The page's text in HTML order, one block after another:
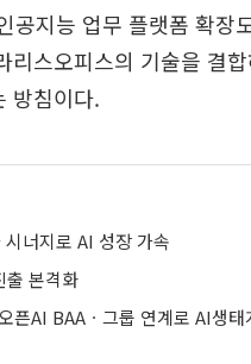
공지능 업무 플랫폼 확장
리스오피스의 기술을 결
방침이다.
너지로 AI 성장 가속
출 본격화
픈AI BAAㆍ그룹 연계로 AI생태